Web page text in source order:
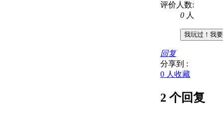
评价人数:
0 人
我玩过！我
回复
分享到 :
0 人收藏
2 个回复